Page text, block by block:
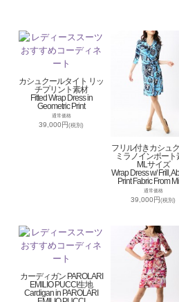
カシュクールタイト リッ
チプリント素材
Fitted Wrap Dress in
Geometric Print
通常価格
39,000円(税別)
フリル付きカシュ
ミラノインポート
MLサイズ
Wrap Dress w/ Frill,
Print Fabric From
通常価格
39,000円(税別)
カーディガン PAROLARI
EMILIO PUCCI生地
Cardigan in PAROLARI